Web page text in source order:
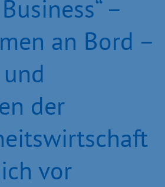
–
an Bord –
der
vor